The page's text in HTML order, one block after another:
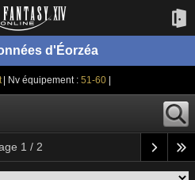
d'Éorzéa
| Nv équipement :51-60
1 / 2